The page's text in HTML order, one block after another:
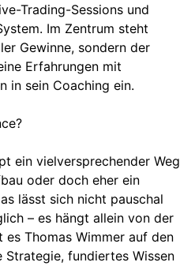
Trading-Sessions und
Im Zentrum steht
Gewinne, sondern der
Erfahrungen mit
in sein Coaching ein.
ein vielversprechender Weg
oder doch eher ein
lässt sich nicht pauschal
– es hängt allein von der
es Thomas Wimmer auf den
Strategie, fundiertes Wissen